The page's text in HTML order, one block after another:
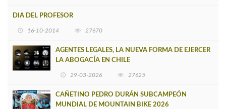
DIA DEL PROFESOR
16-10-2014 27670
AGENTES LEGALES, LA NUEVA FORMA DE EJERCER
LA ABOGACÍA EN CHILE
29-03-2026 27625
CAÑETINO PEDRO DURÁN SUBCAMPEÓN
MUNDIAL DE MOUNTAIN BIKE 2026